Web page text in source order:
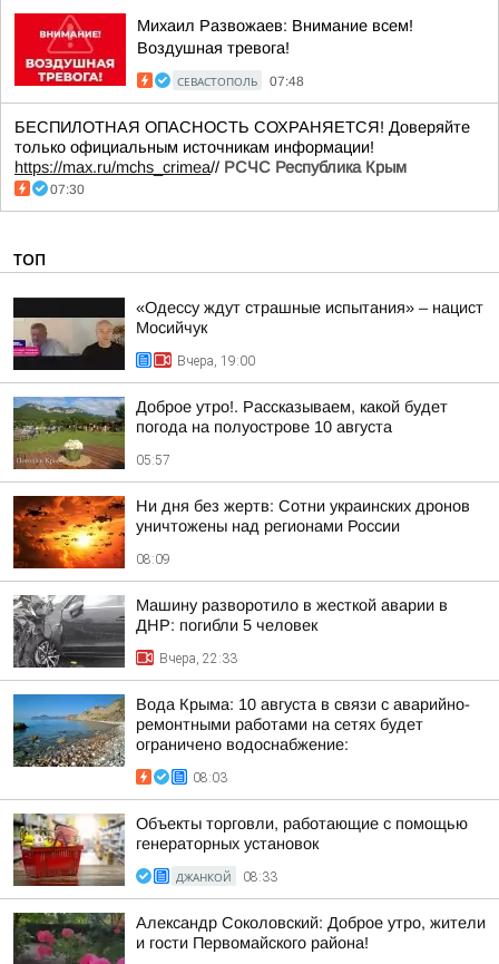
Михаил Развожаев: Внимание всем!
Воздушная тревога!
СЕВАСТОПОЛЬ 07:48
БЕСПИЛОТНАЯ ОПАСНОСТЬ СОХРАНЯЕТСЯ! Доверяйте
только официальным источникам информации!
https://max.ru/mchs_crimea// РСЧС Республика Крым
07:30
ТОП
«Одессу ждут страшные испытания» – нацист
Мосийчук
Вчера, 19:00
Доброе утро!. Рассказываем, какой будет
погода на полуострове 10 августа
05:57
Ни дня без жертв: Сотни украинских дронов
уничтожены над регионами России
08:09
Машину разворотило в жесткой аварии в
ДНР: погибли 5 человек
Вчера, 22:33
Вода Крыма: 10 августа в связи с аварийно-
ремонтными работами на сетях будет
ограничено водоснабжение:
08:03
Объекты торговли, работающие с помощью
генераторных установок
ДЖАНКОЙ 08:33
Александр Соколовский: Доброе утро, жители
и гости Первомайского района!